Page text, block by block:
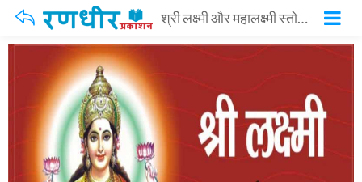
श्री लक्ष्मी और महालक्ष्मी स्तोत्र व कवच